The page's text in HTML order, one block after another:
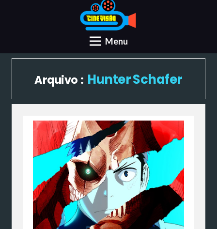
Menu
Arquivo : Hunter Schafer